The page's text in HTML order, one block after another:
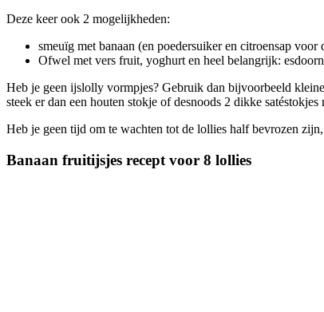
Deze keer ook 2 mogelijkheden:
smeuïg met banaan (en poedersuiker en citroensap voor
Ofwel met vers fruit, yoghurt en heel belangrijk:
Heb je geen ijslolly vormpjes? Gebruik dan bijvoorbeeld
steek er dan een houten stokje of desnoods 2 dikke
Heb je geen tijd om te wachten tot de lollies half bevrozen
Banaan fruitijsjes recept voor 8 lollies